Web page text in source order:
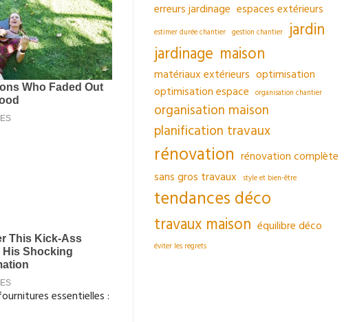
essentielles :
erreurs jardinage espaces extérieurs
estimer durée chantier gestion chantier
jardin
jardinage maison
matériaux extérieurs optimisation
optimisation espace
organisation chantier
organisation maison
planification travaux
rénovation rénovation complète
sans gros travaux
style et bien-être
tendances déco
travaux maison équilibre déco
éviter les regrets